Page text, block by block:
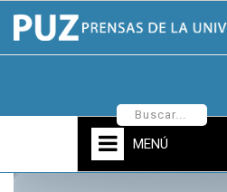
MENÚ